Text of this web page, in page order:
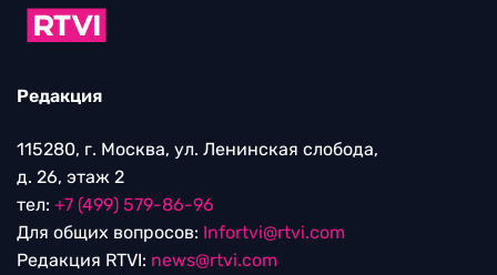
Редакция
115280, г. Москва, ул. Ленинская слобода,
д. 26, этаж 2
тел: +7 (499) 579-86-96
Для общих вопросов: Infortvi@rtvi.com
Редакция RTVI: news@rtvi.com